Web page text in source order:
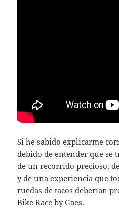
Si he sabido explicarme
debido de entender que se
de un recorrido precioso,
y de una experiencia que
ruedas de tacos deberían
Bike Race by Gaes.